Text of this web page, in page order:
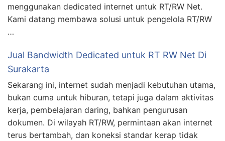
menggunakan dedicated internet untuk RT/RW Net.
Kami datang membawa solusi untuk pengelola RT/RW
…
Jual Bandwidth Dedicated untuk RT RW Net Di
Surakarta
Sekarang ini, internet sudah menjadi kebutuhan utama,
bukan cuma untuk hiburan, tetapi juga dalam aktivitas
kerja, pembelajaran daring, bahkan pengurusan
dokumen. Di wilayah RT/RW, permintaan akan internet
terus bertambah, dan koneksi standar kerap tidak